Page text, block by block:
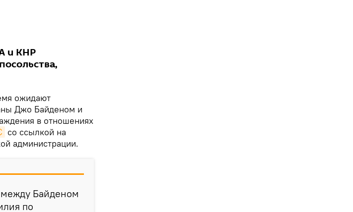
и КНР
ожидают
Джо Байденом и
в отношениях
со ссылкой на
администрации.
Байденом
по